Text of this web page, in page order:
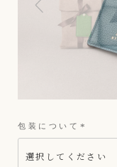
包装について
(
須